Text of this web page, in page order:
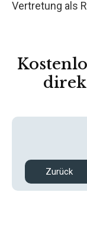
Vertretung als
Zurück